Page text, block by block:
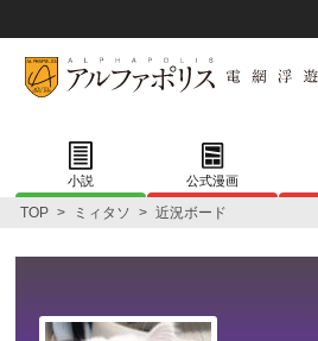
小説 公式漫画
TOP > ミィタソ > 近況ボード